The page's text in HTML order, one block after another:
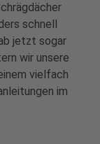
schnell
jetzt sogar
wir unsere
vielfach
im